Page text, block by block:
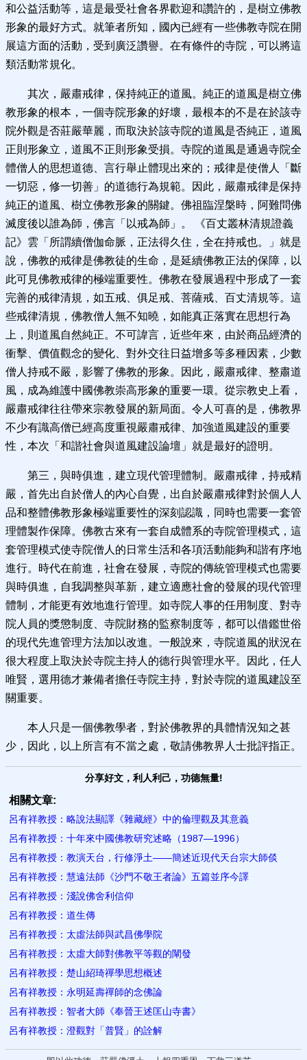
和公益活動等，這是最受社會各界歡迎和讚許的，是樹立佛教
形象的最好方式。就筆者所知，國內已經有一些佛教寺院在開
展這方面的活動，受到廣泛讚譽。在有條件的寺院，可以將這
類活動常規化。
其次，嚴肅戒律，保持純正的道風。純正的道風是樹立佛
教形象的根本，一個寺院形象的好壞，最根本的不是在於該寺
院外觀是否莊嚴華麗，而取決於該寺院的道風是否純正，道風
正則形象立，道風不正則形象受損。寺院的道風是通過寺院全
體僧人的思想道德、言行舉止體現出來的；戒律是使僧人「斷
一切惡，修一切善」的道德行為規範。因此，嚴肅戒律是保持
純正的道風、樹立佛教形象的關鍵。佛祖臨涅槃時，阿難問佛
滅度後以誰為師，佛言「以戒為師」。 《百丈叢林清規證義
記》雲「所謂續僧伽命脈，正法得久住，全在持戒也。」就是
說，佛教的戒律是佛教徒的生命，是延續佛教正法的保障，以
此可見佛教戒律的極端重要性。佛教在發展過程中形成了一套
完善的戒律清規，如五戒、俱足戒、菩薩戒、百丈清規等。這
些戒律清規，佛教僧人無不知曉，如能真正落實在思想行為
上，則道風自然純正。不可諱言，近些年來，由於商品經濟的
衝擊、價值觀念的變化、對外交往日益增多等多種因素，少數
僧人持戒不嚴，影響了佛教的形象。因此，嚴肅戒律、整肅道
風，成為維護中國佛教崇高形象的重要一環。從宗教史上看，
嚴肅戒律往往帶來宗教發展的新局面。令人可喜的是，佛教界
不少有識高僧已經高度重視嚴肅戒律、加強道風建設的重要
性，本次「和諧社會與道風建設論壇」就是最好的證明。
第三，與時俱進，建立現代管理體制。嚴肅戒律，持戒精
嚴，首先出自於僧人的內心自覺，出自於嚴肅戒律對於個人人
品和整體佛教形象極端重要性的深刻認識，同時也需要一套管
理體製作保障。佛教古來有一套自成體系的寺院管理模式，這
套管理模式使寺院僧人的日常生活和各項活動能夠和諧有序地
進行。時代在前進，社會在發展，寺院的傳統管理模式也需要
與時俱進，自我調整與革新，建立適應社會的發展的現代管理
體制，才能更有效地進行管理。如寺院人事的任用制度、對寺
院人員的獎懲制度、寺院財務的監察制度等，都可以借鑑世俗
的現代先進管理方法加以改進。一般說來，寺院道風的狀況在
很大程度上取決於寺院主持人的德行與管理水平。因此，任人
唯賢，選用德才兼備者擔任寺院主持，對於寺院的道風建設至
關重要。
本人只是一個佛教學者，對於佛教界的具體情況知之甚
少，因此，以上所言有不當之處，敬請佛教界人士批評指正。
分享好文，利人利己，功德無量!
相關文章:
呂有祥教授：略說法顯譯《雜藏經》中的倫理觀及其意義
呂有祥教授：十年來中國佛教研究述略（1987—1996）
呂有祥教授：教演天台，行修淨土――簡述近現代天台宗大師倓
呂有祥教授：慧遠法師《沙門不敬王者論》五篇並序今譯
呂有祥教授：淺說佛舍利信仰
呂有祥教授：道生傳
呂有祥教授：太虛法師與武昌佛學院
呂有祥教授：太虛大師對佛教平等觀的闡發
呂有祥教授：楚山紹琦禪學思想概述
呂有祥教授：永明延壽禪師的念佛論
呂有祥教授：智者大師《奉晉王述匡山寺書》
呂有祥教授：澄觀對「普賢」的詮解